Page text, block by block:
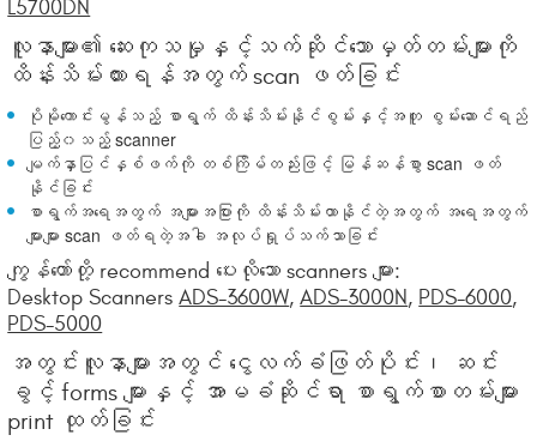
L5700DN
လူနာများ၏ ဆေးကုသမှုနှင့်သက်ဆိုင်သောမှတ်တမ်းများကို
ထိန်းသိမ်းထားရန်အတွက် scan ဖတ်ခြင်း
ပိုမိုကောင်းမွန်သည့် စာရွက် ထိန်းသိမ်းနိုင်စွမ်းနှင့်အတူ စွမ်းဆောင်ရည်
ပြည့်၀သည့် scanner
မျက်နှာပြင်နှစ်ဖက်ကို တစ်ကြိမ်တည်းဖြင့် မြန်ဆန်စွာ scan ဖတ်
နိုင်ခြင်း
စာရွက်အရေအတွက် အများအပြားကို ထိန်းသိမ်းထာနိုင်တဲ့အတွက် အရေအတွက်
များများ scan ဖတ်ရတဲ့အခါ အလုပ်ရှုပ်သက်သာခြင်း
ကျွန်တော်တို့ recommend ပေးလိုသော scanners များ:
Desktop ScannersADS-3600W,ADS-3000N, PDS-6000,
PDS-5000
အတွင်းလူနာများအတွင် ငွေလက်ခံဖြတ်ပိုင်း၊ ဆင်း
ခွင့် forms များနှင့် အာမခံဆိုင်ရာ စာရွက်စာတမ်းများ
print ထုတ်ခြင်း